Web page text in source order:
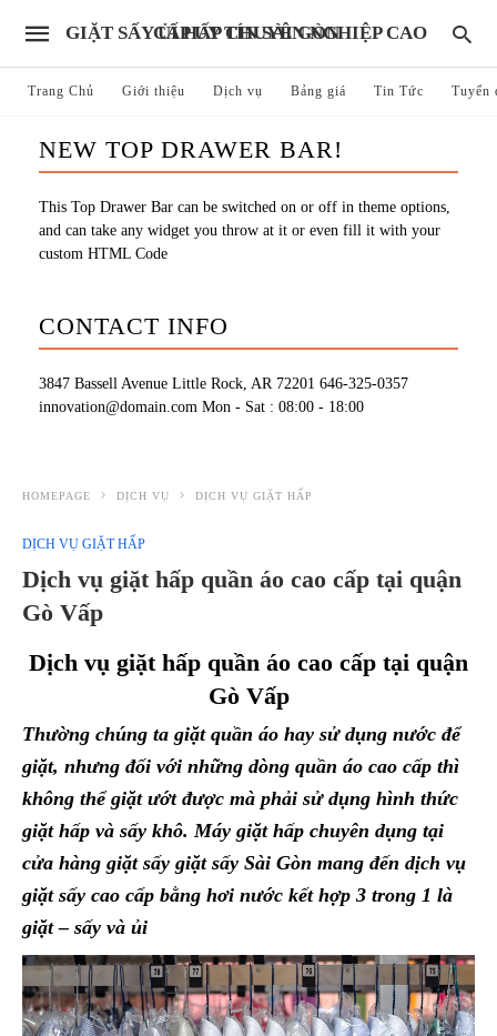
GIẶT SẤY ỦI HẤP CHUYÊN NGHIỆP CAO CẤP UY TÍN SÀI GÒN
Trang Chủ Giới thiệu Dịch vụ Bảng giá Tin Tức Tuyển
NEW TOP DRAWER BAR!
This Top Drawer Bar can be switched on or off in theme options,
and can take any widget you throw at it or even fill it with your
custom HTML Code
CONTACT INFO
3847 Bassell Avenue Little Rock, AR 72201 646-325-0357
innovation@domain.com Mon - Sat : 08:00 - 18:00
HOMEPAGE DỊCH VỤ DỊCH VỤ GIẶT HẤP
DỊCH VỤ GIẶT HẤP
Dịch vụ giặt hấp quần áo cao cấp tại quận
Gò Vấp
Dịch vụ giặt hấp quần áo cao cấp tại quận
Gò Vấp
Thường chúng ta giặt quần áo hay sử dụng nước để
giặt, nhưng đối với những dòng quần áo cao cấp thì
không thể giặt ướt được mà phải sử dụng hình thức
giặt hấp và sấy khô. Máy giặt hấp chuyên dụng tại
cửa hàng giặt sấy giặt sấy Sài Gòn mang đến dịch vụ
giặt sấy cao cấp bằng hơi nước kết hợp 3 trong 1 là
giặt – sấy và ủi